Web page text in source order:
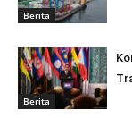
Berita
Berita